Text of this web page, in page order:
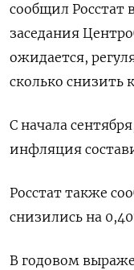
сообщил Росстат
заседания
ожидается,
сколько снизить
С начала
инфляция
Росстат также
снизились на
В годовом